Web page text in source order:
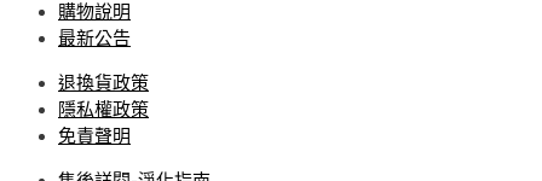
購物說明
最新公告
退換貨政策
隱私權政策
免責聲明